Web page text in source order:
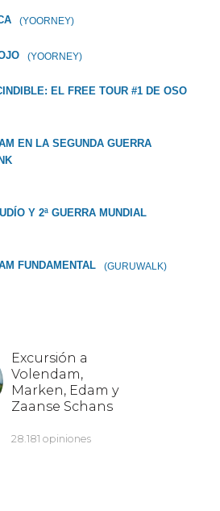
(YOORNEY)
(YOORNEY)
EL FREE TOUR #1 DE OSO
EN LA SEGUNDA GUERRA
Y 2ª GUERRA MUNDIAL
FUNDAMENTAL (GURUWALK)